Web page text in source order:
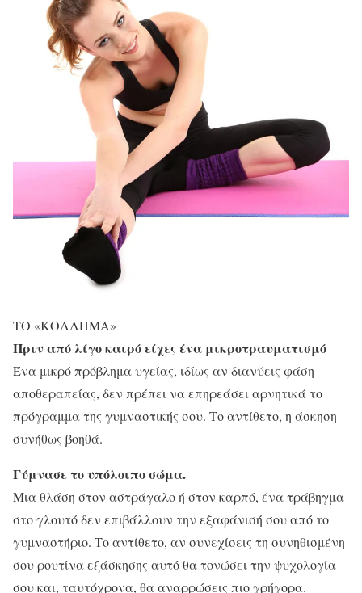
ΤΟ «ΚΟΛΛΗΜΑ»
Πριν από λίγο καιρό είχες ένα μικροτραυματισμό
Ένα μικρό πρόβλημα υγείας, ιδίως αν διανύεις φάση
αποθεραπείας, δεν πρέπει να επηρεάσει αρνητικά το
πρόγραμμα της γυμναστικής σου. Το αντίθετο, η άσκηση
συνήθως βοηθά.
Γύμνασε το υπόλοιπο σώμα.
Μια θλάση στον αστράγαλο ή στον καρπό, ένα τράβηγμα
στο γλουτό δεν επιβάλλουν την εξαφάνισή σου από το
γυμναστήριο. Το αντίθετο, αν συνεχίσεις τη συνηθισμένη
σου ρουτίνα εξάσκησης αυτό θα τονώσει την ψυχολογία
σου και, ταυτόχρονα, θα αναρρώσεις πιο γρήγορα.